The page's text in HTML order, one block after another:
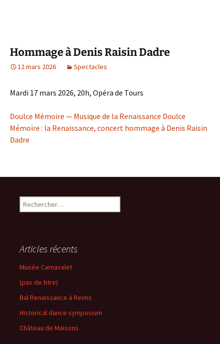
Hommage à Denis Raisin Dadre
12 mars 2026 Spectacles
Mardi 17 mars 2026, 20h, Opéra de Tours
Doulce Mémoire — Musique de la Renaissance Doulce
Mémoire : la Renaissance, concert hommage à Denis Raisin
Dadre
Rechercher :
Articles récents
Musée Carnavalet
(pas de titre)
Bal Renaissance à Reims
Historical dance symposium
Château de Maisons